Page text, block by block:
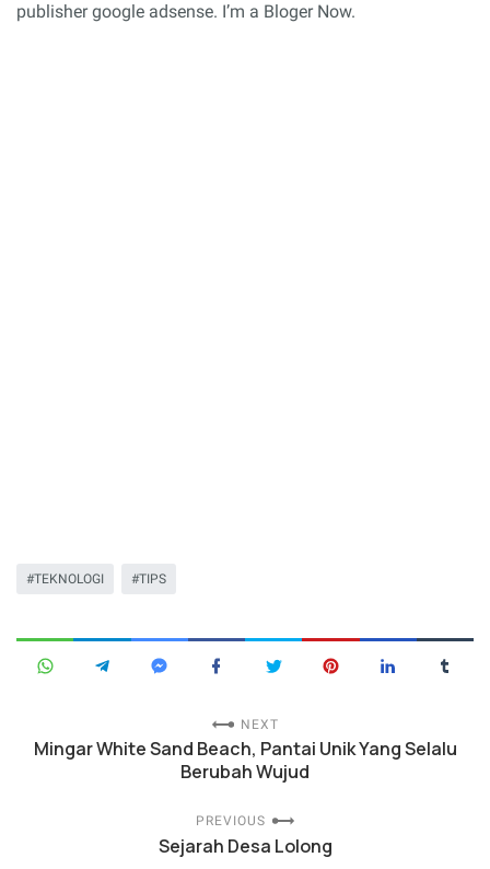
publisher google adsense. I’m a Bloger Now.
TEKNOLOGI TIPS
NEXT
Mingar White Sand Beach, Pantai Unik Yang Selalu
Berubah Wujud
PREVIOUS
Sejarah Desa Lolong